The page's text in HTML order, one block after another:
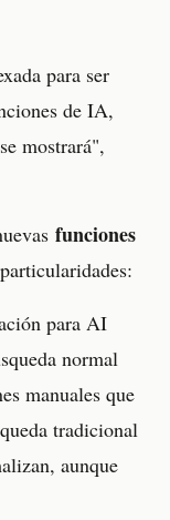
para ser
de IA,
mostrará",
funciones
para AI
normal
manuales que
tradicional
aunque